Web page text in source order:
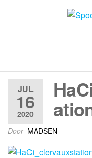
JUL
16
2020
Door MADSEN